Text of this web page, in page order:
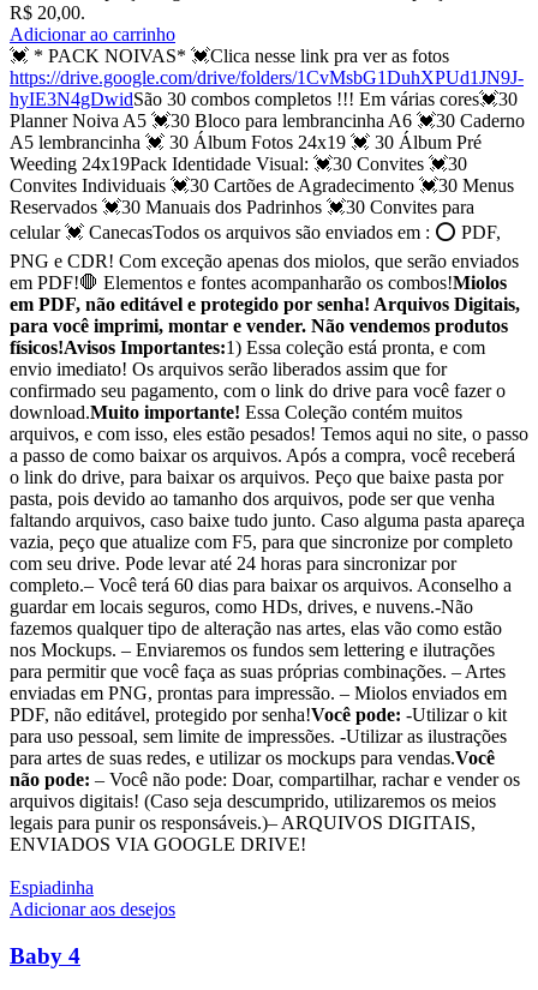
R$ 20,00.
Adicionar ao carrinho
💓 * PACK NOIVAS* 💓Clica nesse link pra ver as fotos
https://drive.google.com/drive/folders/1CvMsbG1DuhXPUd1JN9J-
hyIE3N4gDwidSão 30 combos completos !!! Em várias cores💓30
Planner Noiva A5 💓30 Bloco para lembrancinha A6 💓30 Caderno
A5 lembrancinha 💓 30 Álbum Fotos 24x19 💓 30 Álbum Pré
Weeding 24x19Pack Identidade Visual: 💓30 Convites 💓30
Convites Individuais 💓30 Cartões de Agradecimento 💓30 Menus
Reservados 💓30 Manuais dos Padrinhos 💓30 Convites para
celular 💓 CanecasTodos os arquivos são enviados em : ⭕ PDF,
PNG e CDR! Com exceção apenas dos miolos, que serão enviados
em PDF!🛑 Elementos e fontes acompanharão os combos!Miolos
em PDF, não editável e protegido por senha! Arquivos Digitais,
para você imprimi, montar e vender. Não vendemos produtos
físicos!Avisos Importantes:1) Essa coleção está pronta, e com
envio imediato! Os arquivos serão liberados assim que for
confirmado seu pagamento, com o link do drive para você fazer o
download.Muito importante! Essa Coleção contém muitos
arquivos, e com isso, eles estão pesados! Temos aqui no site, o passo
a passo de como baixar os arquivos. Após a compra, você receberá
o link do drive, para baixar os arquivos. Peço que baixe pasta por
pasta, pois devido ao tamanho dos arquivos, pode ser que venha
faltando arquivos, caso baixe tudo junto. Caso alguma pasta apareça
vazia, peço que atualize com F5, para que sincronize por completo
com seu drive. Pode levar até 24 horas para sincronizar por
completo.– Você terá 60 dias para baixar os arquivos. Aconselho a
guardar em locais seguros, como HDs, drives, e nuvens.-Não
fazemos qualquer tipo de alteração nas artes, elas vão como estão
nos Mockups. – Enviaremos os fundos sem lettering e ilutrações
para permitir que você faça as suas próprias combinações. – Artes
enviadas em PNG, prontas para impressão. – Miolos enviados em
PDF, não editável, protegido por senha!Você pode: -Utilizar o kit
para uso pessoal, sem limite de impressões. -Utilizar as ilustrações
para artes de suas redes, e utilizar os mockups para vendas.Você
não pode: – Você não pode: Doar, compartilhar, rachar e vender os
arquivos digitais! (Caso seja descumprido, utilizaremos os meios
legais para punir os responsáveis.)– ARQUIVOS DIGITAIS,
ENVIADOS VIA GOOGLE DRIVE!
Espiadinha
Adicionar aos desejos
Baby 4